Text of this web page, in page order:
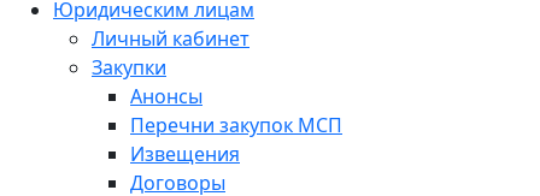
Юридическим лицам
Личный кабинет
Закупки
Анонсы
Перечни закупок МСП
Извещения
Договоры